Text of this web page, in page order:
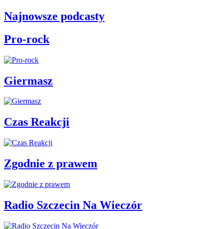
Najnowsze podcasty
Pro-rock
Giermasz
Czas Reakcji
Zgodnie z prawem
Radio Szczecin Na Wieczór